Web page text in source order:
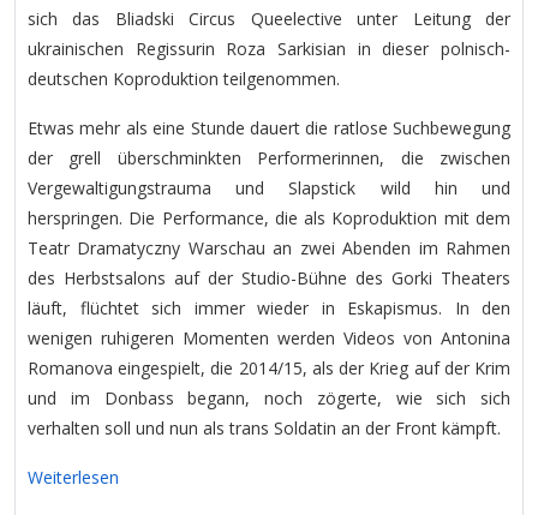
sich das Bliadski Circus Queelective unter Leitung der
ukrainischen Regissurin Roza Sarkisian in dieser polnisch-
deutschen Koproduktion teilgenommen.
Etwas mehr als eine Stunde dauert die ratlose Suchbewegung
der grell überschminkten Performerinnen, die zwischen
Vergewaltigungstrauma und Slapstick wild hin und
herspringen. Die Performance, die als Koproduktion mit dem
Teatr Dramatyczny Warschau an zwei Abenden im Rahmen
des Herbstsalons auf der Studio-Bühne des Gorki Theaters
läuft, flüchtet sich immer wieder in Eskapismus. In den
wenigen ruhigeren Momenten werden Videos von Antonina
Romanova eingespielt, die 2014/15, als der Krieg auf der Krim
und im Donbass begann, noch zögerte, wie sich sich
verhalten soll und nun als trans Soldatin an der Front kämpft.
Weiterlesen